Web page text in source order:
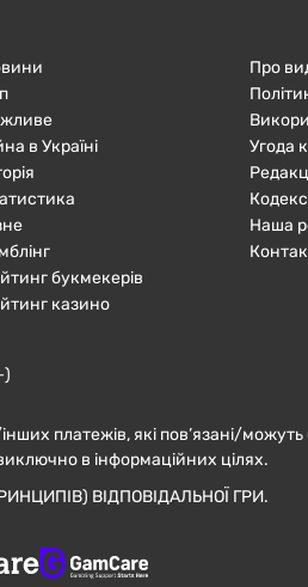
в Україні
букмекерів
казино
Про
Угода
Наша
платежів, які пов’язані/можуть
в інформаційних цілях.
ВІДПОВІДАЛЬНОЇ ГРИ.